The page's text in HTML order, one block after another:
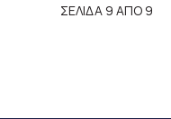
ΣΕΛΙΔΑ 9 ΑΠΟ 9